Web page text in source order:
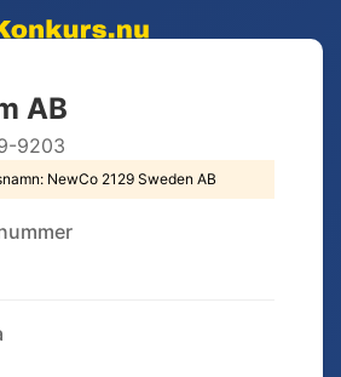
AB
9203
NewCo 2129 Sweden AB